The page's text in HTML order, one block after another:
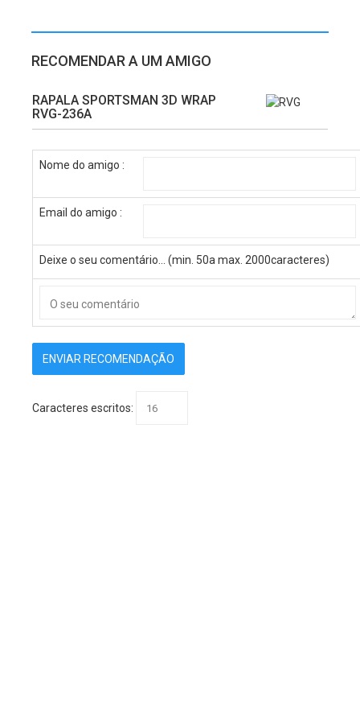
RECOMENDAR A UM AMIGO
RAPALA SPORTSMAN 3D WRAP
RVG-236A
Nome do amigo :
Email do amigo :
Deixe o seu comentário... (min. 50a max. 2000caracteres)
Caracteres escritos: